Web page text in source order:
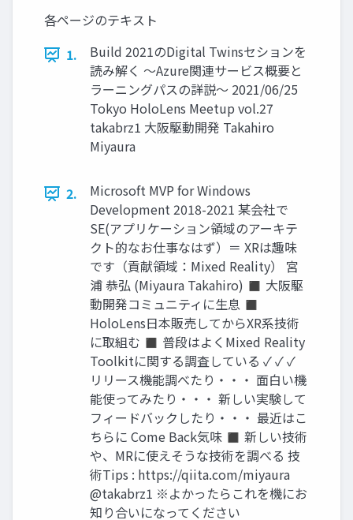
各ページのテキスト
1.
Build 2021のDigital Twinsセションを
読み解く ～Azure関連サービス概要と
ラーニングパスの詳説～ 2021/06/25
Tokyo HoloLens Meetup vol.27
takabrz1 大阪駆動開発 Takahiro
Miyaura
2.
Microsoft MVP for Windows
Development 2018-2021 某会社で
SE(アプリケーション領域のアーキテ
クト的なお仕事なはず）＝ XRは趣味
です（貢献領域：Mixed Reality） 宮
浦 恭弘 (Miyaura Takahiro) ◼ 大阪駆
動開発コミュニティに生息 ◼
HoloLens日本販売してからXR系技術
に取組む ◼ 普段はよくMixed Reality
Toolkitに関する調査している ✓ ✓ ✓
リリース機能調べたり・・・ 面白い機
能使ってみたり・・・ 新しい実験して
フィードバックしたり・・・ 最近はこ
ちらに Come Back気味 ◼ 新しい技術
や、MRに使えそうな技術を調べる 技
術Tips : https://qiita.com/miyaura
@takabrz1 ※よかったらこれを機にお
知り合いになってください